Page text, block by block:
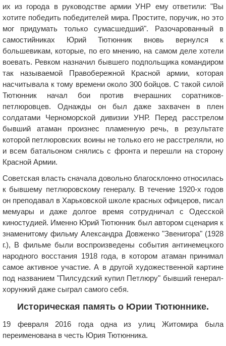
их из города в руководстве армии УНР ему ответили: "Вы
хотите победить победителей мира. Простите, поручик, но это
мог придумать только сумасшедший". Разочарованный в
самостийниках Юрий Тютюнник вновь вернулся к
большевикам, которые, по его мнению, на самом деле хотели
воевать. Ревком назначил бывшего подпольщика командиром
так называемой Правобережной Красной армии, которая
насчитывала к тому времени около 300 бойцов. С такой силой
Тютюнник начал бои против вчерашних соратников-
петлюровцев. Однажды он был даже захвачен в плен
солдатами Черноморской дивизии УНР. Перед расстрелом
бывший атаман произнес пламенную речь, в результате
которой петлюровских воины не только его не расстреляли, но
и всем батальоном снялись с фронта и перешли на сторону
Красной Армии.
Советская власть сначала довольно благосклонно относилась
к бывшему петлюровскому генералу. В течение 1920-х годов
он преподавал в Харьковской школе красных офицеров, писал
мемуары и даже долгое время сотрудничал с Одесской
киностудией. Именно Юрий Тютюнник был автором сценария к
знаменитому фильму Александра Довженко "Звенигора" (1928
г.), В фильме были воспроизведены события антинемецкого
народного восстания 1918 года, в котором атаман принимал
самое активное участие. А в другой художественной картине
под названием "Пилсудский купил Петлюру" бывший генерал-
хорунжий даже сыграл самого себя.
Историческая память о Юрии Тютюннике.
19 февраля 2016 года одна из улиц Житомира была
переименована в честь Юрия Тютюнника.